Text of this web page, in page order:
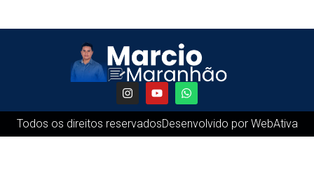
Todos os direitos reservadosDesenvolvido por WebAtiva